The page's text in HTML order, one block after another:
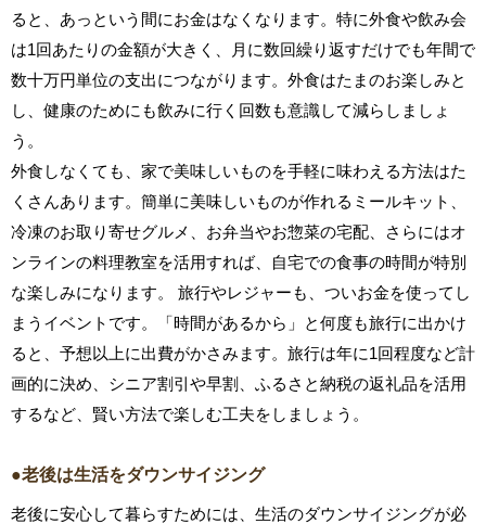
ると、あっという間にお金はなくなります。特に外食や飲み会
は1回あたりの金額が大きく、月に数回繰り返すだけでも年間で
数十万円単位の支出につながります。外食はたまのお楽しみと
し、健康のためにも飲みに行く回数も意識して減らしましょ
う。
外食しなくても、家で美味しいものを手軽に味わえる方法はた
くさんあります。簡単に美味しいものが作れるミールキット、
冷凍のお取り寄せグルメ、お弁当やお惣菜の宅配、さらにはオ
ンラインの料理教室を活用すれば、自宅での食事の時間が特別
な楽しみになります。 旅行やレジャーも、ついお金を使ってし
まうイベントです。「時間があるから」と何度も旅行に出かけ
ると、予想以上に出費がかさみます。旅行は年に1回程度など計
画的に決め、シニア割引や早割、ふるさと納税の返礼品を活用
するなど、賢い方法で楽しむ工夫をしましょう。
●老後は生活をダウンサイジング
老後に安心して暮らすためには、生活のダウンサイジングが必